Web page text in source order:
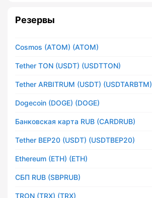
Резервы
Cosmos (ATOM) (ATOM)
Tether TON (USDT) (USDTTON)
Tether ARBITRUM (USDT) (USDTARBTM)
Dogecoin (DOGE) (DOGE)
Банковская карта RUB (CARDRUB)
Tether BEP20 (USDT) (USDTBEP20)
Ethereum (ETH) (ETH)
СБП RUB (SBPRUB)
TRON (TRX) (TRX)